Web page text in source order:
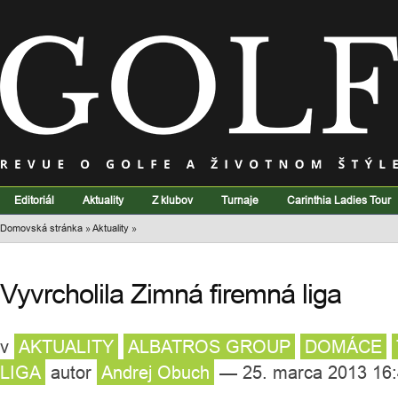
Editoriál Aktuality Z klubov Turnaje Carinthia Ladies Tour
Domovská stránka »Aktuality »
Vyvrcholila Zimná firemná liga
v AKTUALITY ALBATROS GROUP DOMÁCE
LIGA autor Andrej Obuch — 25. marca 2013